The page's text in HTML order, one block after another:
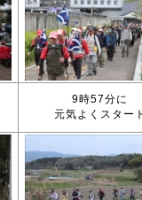
9時57分に
元気よくスター